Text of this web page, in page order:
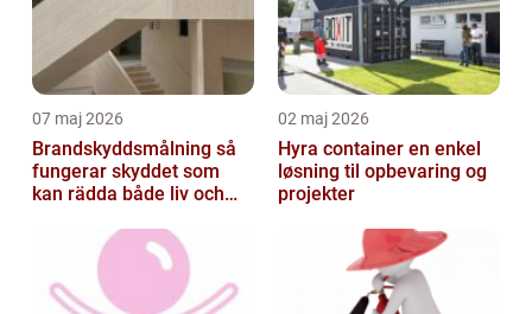
07 maj 2026
Brandskyddsmålning så
fungerar skyddet som
kan rädda både liv och
02 maj 2026
Hyra container en enkel
løsning til opbevaring og
projekter